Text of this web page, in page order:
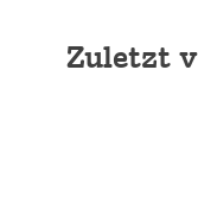
Zuletzt